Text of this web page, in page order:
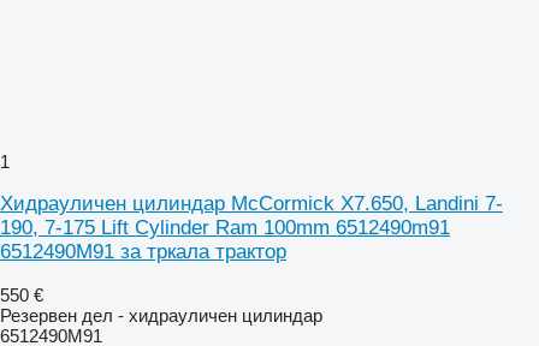
1
Хидрауличен цилиндар McCormick X7.650, Landini 7-
190, 7-175 Lift Cylinder Ram 100mm 6512490m91
6512490M91 за тркала трактор
550 €
Резервен дел - хидрауличен цилиндар
6512490M91